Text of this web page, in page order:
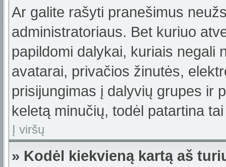
Ar galite rašyti pranešimus
administratoriaus. Bet kuriuo
papildomi dalykai, kuriais negali
avatarai, privačios žinutės,
prisijungimas į dalyvių grupes ir
keletą minučių, todėl patartina
Į viršų
» Kodėl kiekvieną kartą aš